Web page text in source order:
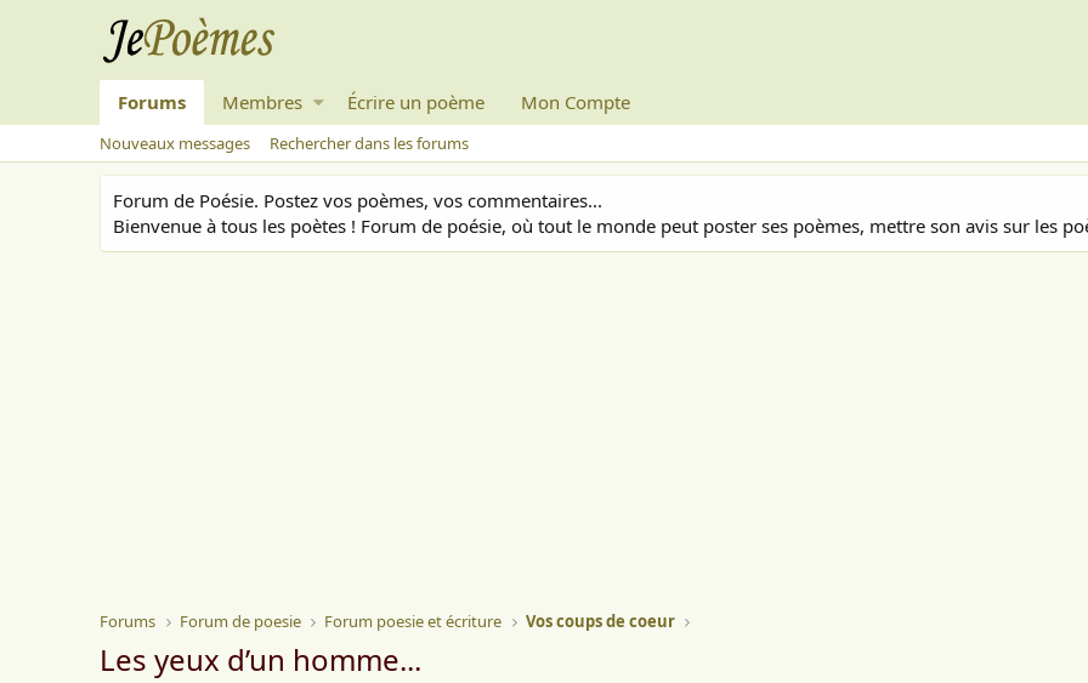
Forums Membres Écrire un poème Mon Compte
Nouveaux messages Rechercher dans les forums
Forum de Poésie. Postez vos poèmes, vos commentaires...
Bienvenue à tous les poètes ! Forum de poésie, où tout le monde peut poster ses poèmes, mettre son avis sur les
Forums Forum de poesie Forum poesie et écriture Vos coups de coeur
Les yeux d’un homme...